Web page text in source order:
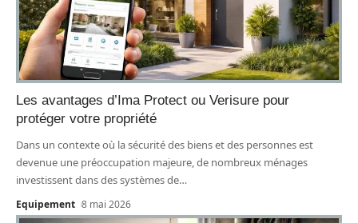
Les avantages d’Ima Protect ou Verisure pour
protéger votre propriété
Dans un contexte où la sécurité des biens et des personnes est
devenue une préoccupation majeure, de nombreux ménages
investissent dans des systèmes de…
Equipement 8 mai 2026